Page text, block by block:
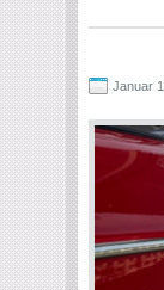
Januar